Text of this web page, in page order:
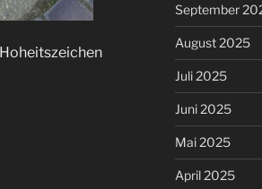
September
August 2025
Juli 2025
Juni 2025
Mai 2025
April 2025